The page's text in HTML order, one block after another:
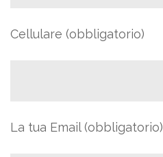
Cellulare (obbligatorio)
La tua Email (obbligatorio)